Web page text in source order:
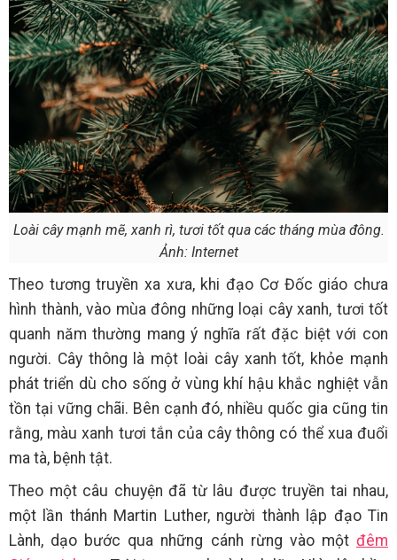
Loài cây mạnh mẽ, xanh rì, tươi tốt qua các tháng mùa đông.
Ảnh: Internet
Theo tương truyền xa xưa, khi đạo Cơ Đốc giáo chưa
hình thành, vào mùa đông những loại cây xanh, tươi tốt
quanh năm thường mang ý nghĩa rất đặc biệt với con
người. Cây thông là một loài cây xanh tốt, khỏe mạnh
phát triển dù cho sống ở vùng khí hậu khắc nghiệt vẫn
tồn tại vững chãi. Bên cạnh đó, nhiều quốc gia cũng tin
rằng, màu xanh tươi tắn của cây thông có thể xua đuổi
ma tà, bệnh tật.
Theo một câu chuyện đã từ lâu được truyền tai nhau,
một lần thánh Martin Luther, người thành lập đạo Tin
Lành, dạo bước qua những cánh rừng vào một đêm